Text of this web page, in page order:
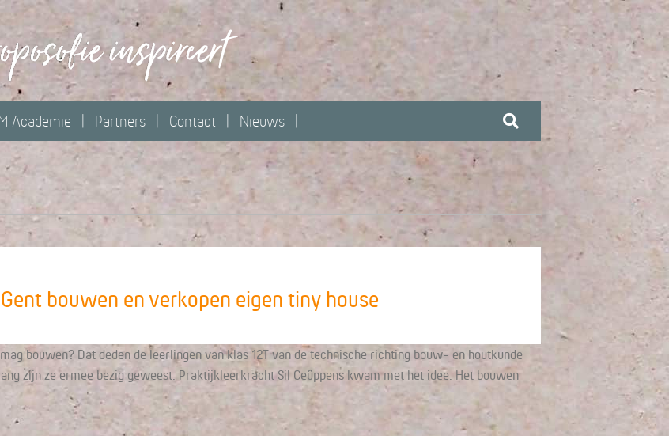
Academie Partners Contact Nieuws
bouwen en verkopen eigen tiny house
bouwen? Dat deden de leerlingen van klas 12T van de technische richting bouw- en houtkunde
zijn ze ermee bezig geweest. Praktijkleerkracht Sil Ceûppens kwam met het idee. Het bouwen